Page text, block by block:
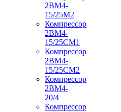
2ВМ4-
15/25М2
Компрессор
2ВМ4-
15/25СМ1
Компрессор
2ВМ4-
15/25СМ2
Компрессор
2ВМ4-
20/4
Компрессор